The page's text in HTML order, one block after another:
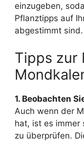
einzugeben,
Pflanztipps auf
abgestimmt sind.
Tipps zur
1. Beobachten
Auch wenn der
hat, ist es immer
zu überprüfen.